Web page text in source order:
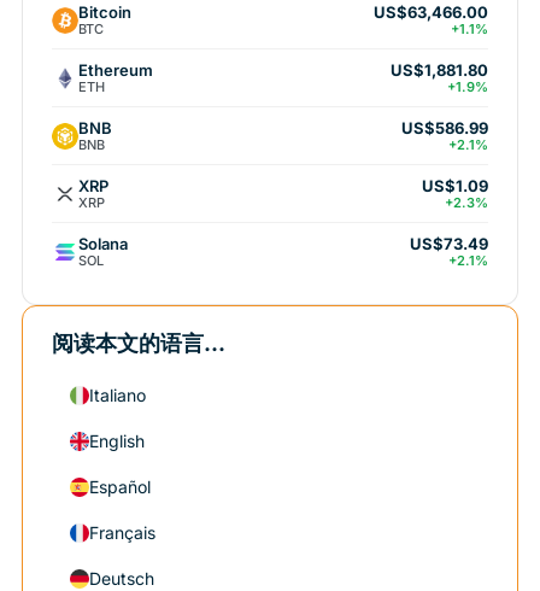
Bitcoin
BTC
US$63,466.00
+1.1%
Ethereum
ETH
US$1,881.80
+1.9%
BNB
BNB
US$586.99
+2.1%
XRP
XRP
US$1.09
+2.3%
Solana
SOL
US$73.49
+2.1%
阅读本文的语言...
Italiano
English
Español
Français
Deutsch